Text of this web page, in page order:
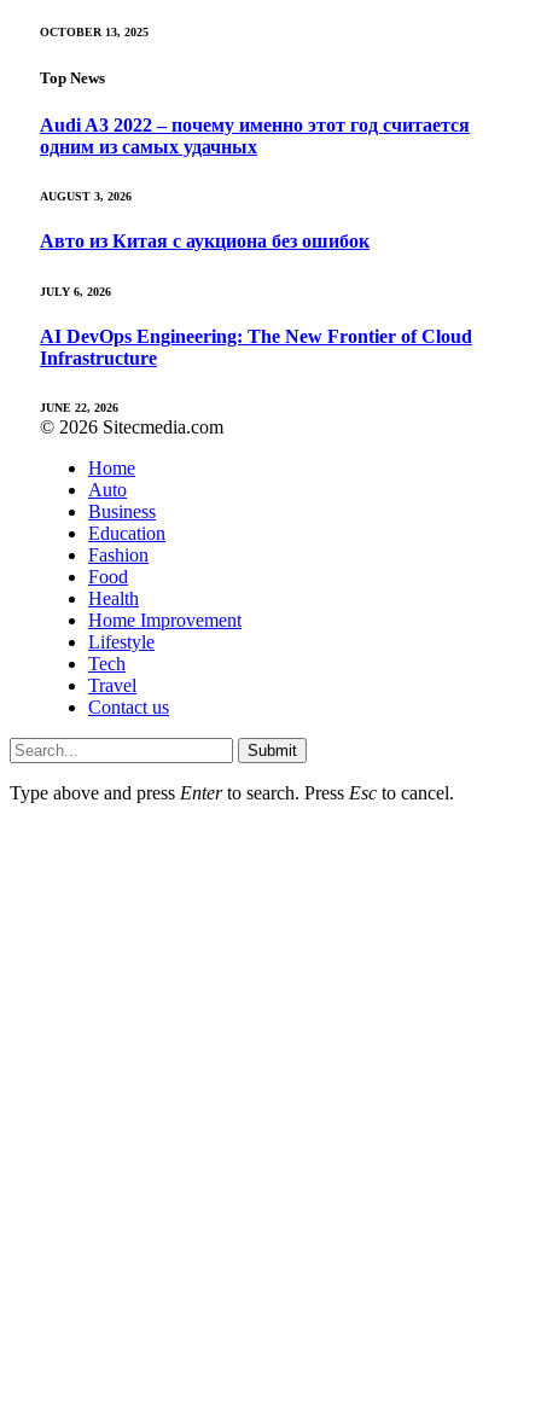
OCTOBER 13, 2025
Top News
Audi A3 2022 – почему именно этот год считается
одним из самых удачных
AUGUST 3, 2026
Авто из Китая с аукциона без ошибок
JULY 6, 2026
AI DevOps Engineering: The New Frontier of Cloud
Infrastructure
JUNE 22, 2026
© 2026 Sitecmedia.com
Home
Auto
Business
Education
Fashion
Food
Health
Home Improvement
Lifestyle
Tech
Travel
Contact us
Submit
Type above and press Enterto search. Press Esc to cancel.